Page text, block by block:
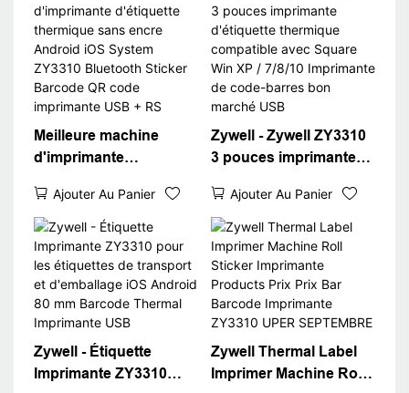
Label Sticker
Imprimante
THERMIQUE POS
80MM 3 "IMPRIMANCE
DE LA ÉTIQUEMENT
THERMINE USB + WiFi
Meilleure machine
d'imprimante
sans encre Android
iOS System ZY3310
Bluetooth Sticker
Barcode QR code
imprimante USB + RS
Ajouter Au Panier
Zywell - Zywell ZY3310
3 pouces imprimante
compatible avec
Square Win XP / 7/8/10
Imprimante de code-
barres bon marché
USB
Ajouter Au Panier
Zywell - Étiquette
Imprimante ZY3310
Zywell Thermal Label
Imprimer Machine Roll